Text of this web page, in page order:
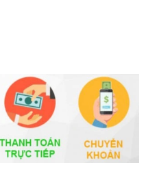
1/7 FGO Shielder Mash